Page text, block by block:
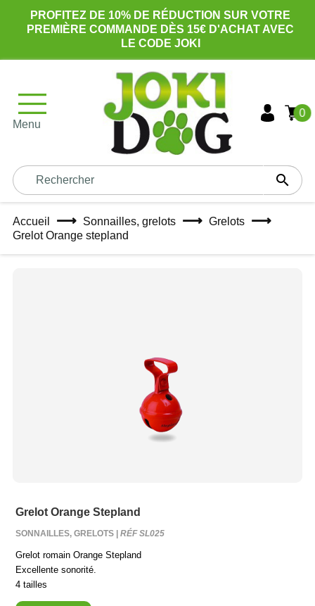
PROFITEZ DE 10% DE RÉDUCTION SUR VOTRE
PREMIÈRE COMMANDE DÈS 15€ D'ACHAT AVEC
LE CODE JOKI
Menu

0
Accueil Sonnailles, grelots
Grelots
Grelot Orange stepland
Grelot Orange Stepland
SONNAILLES, GRELOTS | RÉF SL025
Grelot romain Orange Stepland
Excellente sonorité.
4 tailles